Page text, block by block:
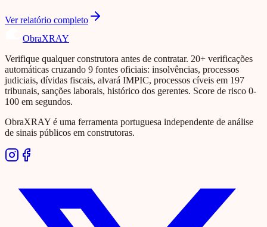
Ver relatório completo
ObraXRAY
Verifique qualquer construtora antes de contratar. 20+ verificações
automáticas cruzando 9 fontes oficiais: insolvências, processos
judiciais, dívidas fiscais, alvará IMPIC, processos cíveis em 197
tribunais, sanções laborais, histórico dos gerentes. Score de risco 0-
100 em segundos.
ObraXRAY é uma ferramenta portuguesa independente de análise
de sinais públicos em construtoras.